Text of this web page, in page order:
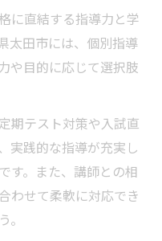
に直結する指導力と学
太田市には、個別指導
や目的に応じて選択肢
期テスト対策や入試直
実践的な指導が充実し
す。また、講師との相
わせて柔軟に対応でき